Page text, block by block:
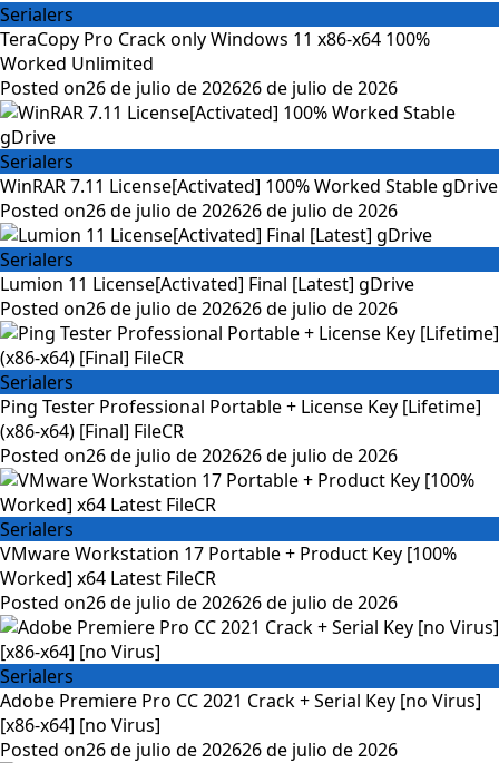
Serialers
TeraCopy Pro Crack only Windows 11 x86-x64 100%
Worked Unlimited
Posted on26 de julio de 202626 de julio de 2026
Serialers
WinRAR 7.11 License[Activated] 100% Worked Stable gDrive
Posted on26 de julio de 202626 de julio de 2026
Serialers
Lumion 11 License[Activated] Final [Latest] gDrive
Posted on26 de julio de 202626 de julio de 2026
Serialers
Ping Tester Professional Portable + License Key [Lifetime]
(x86-x64) [Final] FileCR
Posted on26 de julio de 202626 de julio de 2026
Serialers
VMware Workstation 17 Portable + Product Key [100%
Worked] x64 Latest FileCR
Posted on26 de julio de 202626 de julio de 2026
Serialers
Adobe Premiere Pro CC 2021 Crack + Serial Key [no Virus]
[x86-x64] [no Virus]
Posted on26 de julio de 202626 de julio de 2026